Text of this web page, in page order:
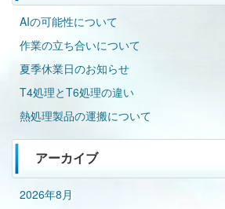
AIの可能性について
作業の立ち合いについて
夏季休業日のお知らせ
T4処理とT6処理の違い
熱処理製品の運搬について
アーカイブ
2026年8月